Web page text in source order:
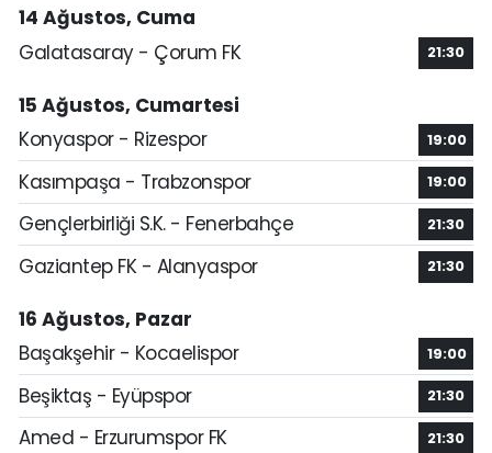
14 Ağustos, Cuma
Galatasaray - Çorum FK
21:30
15 Ağustos, Cumartesi
Konyaspor - Rizespor
19:00
Kasımpaşa - Trabzonspor 19:00
Gençlerbirliği S.K. - Fenerbahçe 21:30
Gaziantep FK - Alanyaspor 21:30
16 Ağustos, Pazar
Başakşehir - Kocaelispor
19:00
Beşiktaş - Eyüpspor 21:30
Amed - Erzurumspor FK 21:30